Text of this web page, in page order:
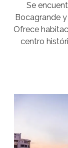
Se
Bocagrande
Ofrece
centro